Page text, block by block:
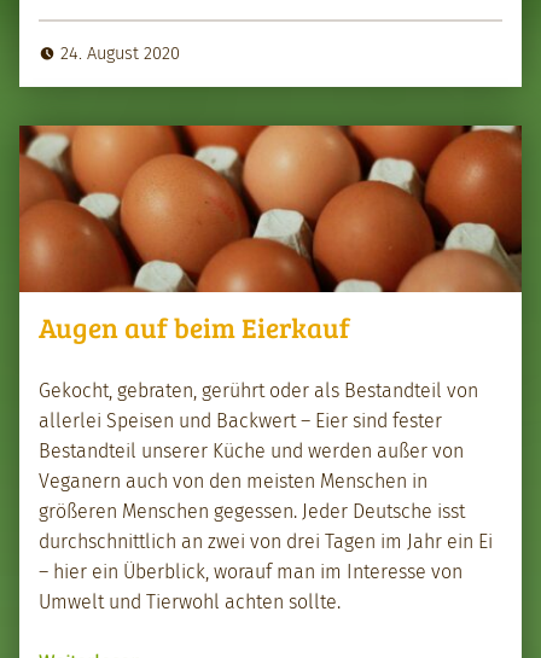
24. August 2020
Augen auf beim Eierkauf
Gekocht, gebrat­en, gerührt oder als Bestandteil von
aller­lei Speisen und Back­w­ert – Eier sind fes­ter
Bestandteil unser­er Küche und wer­den außer von
Veg­an­ern auch von den meis­ten Men­schen in
größeren Men­schen gegessen. Jed­er Deutsche isst
durch­schnit­tlich an zwei von drei Tagen im Jahr ein Ei
– hier ein Überblick, worauf man im Inter­esse von
Umwelt und Tier­wohl acht­en sollte.